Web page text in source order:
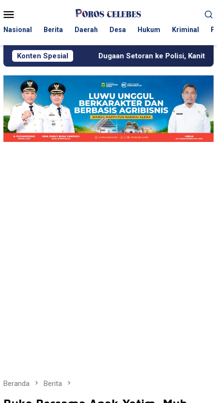
ke
Mobile
Nasional Berita Daerah Desa Hukum Kriminal
Konten SpesialDugaan Setoran ke Polisi, Kanit Tipidter Polres
Beranda Berita